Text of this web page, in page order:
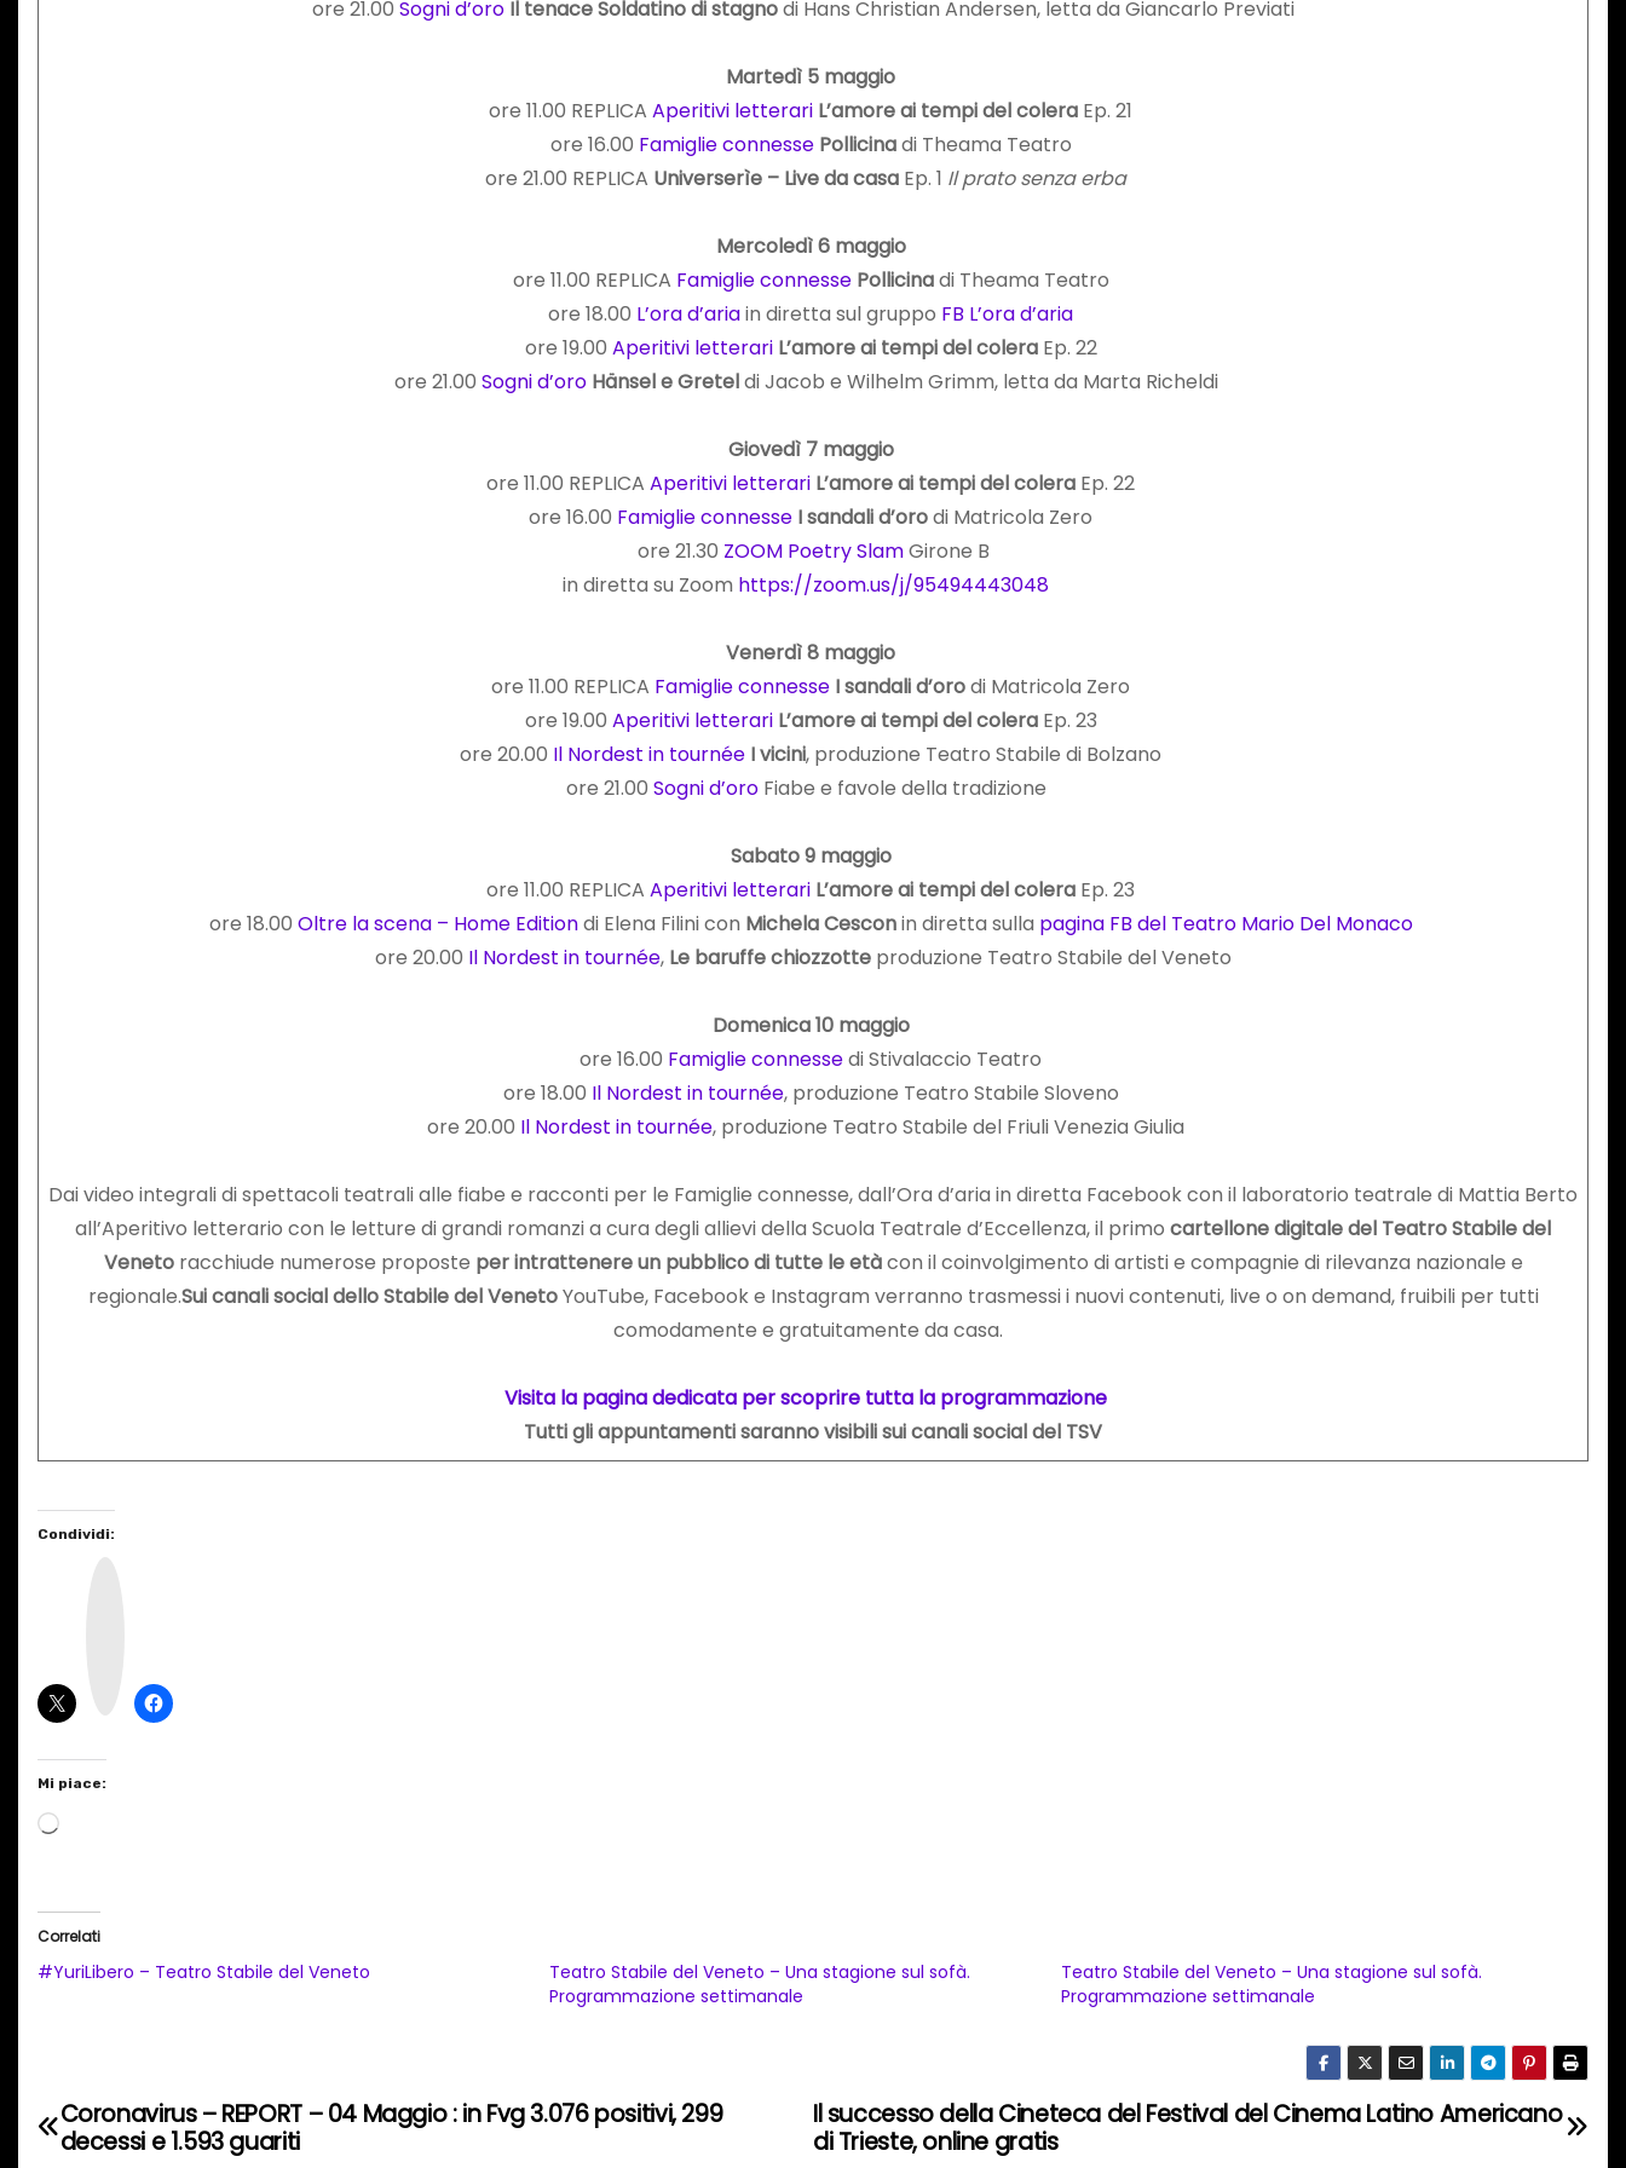
ore 21.00 Sogni d’oro Il tenace Soldatino di stagnodi Hans Christian Andersen, letta da Giancarlo Previati
Martedì 5 maggio
ore 11.00 REPLICA Aperitivi letterari L’amore ai tempi del colera Ep. 21
ore 16.00 Famiglie connesse Pollicinadi Theama Teatro
ore 21.00 REPLICA Universerìe – Live da casa Ep. 1 Il prato senza erba
Mercoledì 6 maggio
ore 11.00 REPLICA Famiglie connesse Pollicinadi Theama Teatro
ore 18.00 L’ora d’ariain diretta sul gruppo FB L’ora d’aria
ore 19.00 Aperitivi letterari L’amore ai tempi del coleraEp. 22
ore 21.00 Sogni d’oro Hänsel e Greteldi Jacob e Wilhelm Grimm, letta da Marta Richeldi
Giovedì 7 maggio
ore 11.00 REPLICA Aperitivi letterari L’amore ai tempi del colera Ep. 22
ore 16.00 Famiglie connesse I sandali d’orodi Matricola Zero
ore 21.30 ZOOM Poetry SlamGirone B
in diretta su Zoom https://zoom.us/j/95494443048
Venerdì 8 maggio
ore 11.00 REPLICA Famiglie connesse I sandali d’orodi Matricola Zero
ore 19.00 Aperitivi letterari L’amore ai tempi del coleraEp. 23
ore 20.00 Il Nordest in tournée I vicini, produzione Teatro Stabile di Bolzano
ore 21.00 Sogni d’oro Fiabe e favole della tradizione
Sabato 9 maggio
ore 11.00 REPLICA Aperitivi letterari L’amore ai tempi del colera Ep. 23
ore 18.00 Oltre la scena – Home Editiondi Elena Filini con Michela Cesconin diretta sulla pagina FB del Teatro Mario Del Monaco
ore 20.00 Il Nordest in tournée, Le baruffe chiozzotte produzione Teatro Stabile del Veneto
Domenica 10 maggio
ore 16.00 Famiglie connessedi Stivalaccio Teatro
ore 18.00 Il Nordest in tournée, produzione Teatro Stabile Sloveno
ore 20.00 Il Nordest in tournée, produzione Teatro Stabile del Friuli Venezia Giulia
Dai video integrali di spettacoli teatrali alle fiabe e racconti per le Famiglie connesse, dall’Ora d’aria in diretta Facebook con il laboratorio teatrale di Mattia Berto
all’Aperitivo letterario con le letture di grandi romanzi a cura degli allievi della Scuola Teatrale d’Eccellenza, il primo cartellone digitale del Teatro Stabile del
Venetoracchiude numerose proposte per intrattenere un pubblico di tutte le etàcon il coinvolgimento di artisti e compagnie di rilevanza nazionale e
regionale.Sui canali social dello Stabile del VenetoYouTube, Facebook e Instagram verranno trasmessi i nuovi contenuti, live o on demand, fruibili per tutti
comodamente e gratuitamente da casa.
Visita la pagina dedicata per scoprire tutta la programmazione
Tutti gli appuntamenti saranno visibili sui canali social del TSV
Condividi:
Mi piace:
C
t
Correlati
#YuriLibero – Teatro Stabile del Veneto
Teatro Stabile del Veneto – Una stagione sul sofà.
Programmazione settimanale
Teatro Stabile del Veneto – Una stagione sul sofà.
Programmazione settimanale
N
Il successo della Cineteca del Festival del Cinema Latino Americano
di Trieste, online gratis
Coronavirus – REPORT – 04 Maggio : in Fvg 3.076 positivi, 299
decessi e 1.593 guariti